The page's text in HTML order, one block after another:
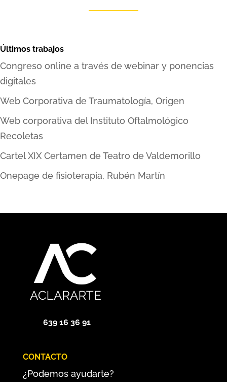
Últimos trabajos
Congreso online a través de webinar y ponencias
digitales
Web Corporativa de Traumatología, Origen
Web corporativa del Instituto Oftalmológico
Recoletas
Cartel XIX Certamen de Teatro de Valdemorillo
Onepage de fisioterapia, Rubén Martín
639 16 36 91
CONTACTO
¿Podemos ayudarte?